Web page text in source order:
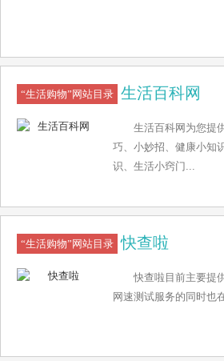
“生活购物”网站目录 生活百科网
生活百科网为您提
巧、小妙招、健康小知
识、生活小窍门...
“生活购物”网站目录 快查啦
快查啦目前主要提
网速测试服务的同时也